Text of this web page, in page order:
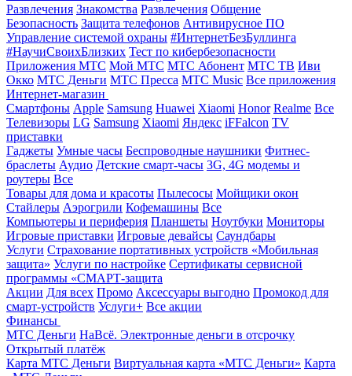
Развлечения Знакомства Развлечения Общение
Безопасность Защита телефонов Антивирусное ПО
Управление системой охраны #ИнтернетБезБуллинга
#НаучиСвоихБлизких Тест по кибербезопасности
Приложения МТС Мой МТС МТС Абонент МТС ТВ Иви
Окко МТС Деньги МТС Пресса МТС Music Все приложения
Интернет-магазин
Смартфоны Apple Samsung Huawei Xiaomi Honor Realme Все
Телевизоры LG Samsung Xiaomi Яндекс iFFalcon TV
приставки
Гаджеты Умные часы Беспроводные наушники Фитнес-
браслеты Аудио Детские смарт-часы 3G, 4G модемы и
роутеры Все
Товары для дома и красоты Пылесосы Мойщики окон
Стайлеры Аэрогрили Кофемашины Все
Компьютеры и периферия Планшеты Ноутбуки Мониторы
Игровые приставки Игровые девайсы Саундбары
Услуги Страхование портативных устройств «Мобильная
защита» Услуги по настройке Сертификаты сервисной
программы «СМАРТ-защита
Акции Для всех Промо Аксессуары выгодно Промокод для
смарт-устройств Услуги+ Все акции
Финансы
МТС Деньги НаВсё. Электронные деньги в отсрочку
Открытый платёж
Карта МТС Деньги Виртуальная карта «МТС Деньги» Карта